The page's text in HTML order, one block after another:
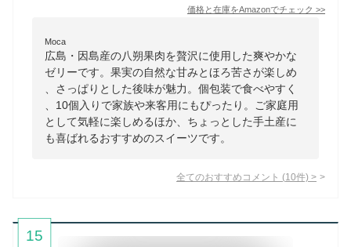
価格と在庫をAmazonでチェック >>
Moca
広島・因島産の八朔果肉を贅沢に使用した爽やかな
ゼリーです。果実の自然な甘みとほろ苦さが楽しめ
、さっぱりとした後味が魅力。個包装で食べやすく
、10個入りで家族や来客用にもぴったり。ご家庭用
として気軽に楽しめるほか、ちょっとした手土産に
も喜ばれるおすすめのスイーツです。
全てのおすすめコメント (10件) >
15